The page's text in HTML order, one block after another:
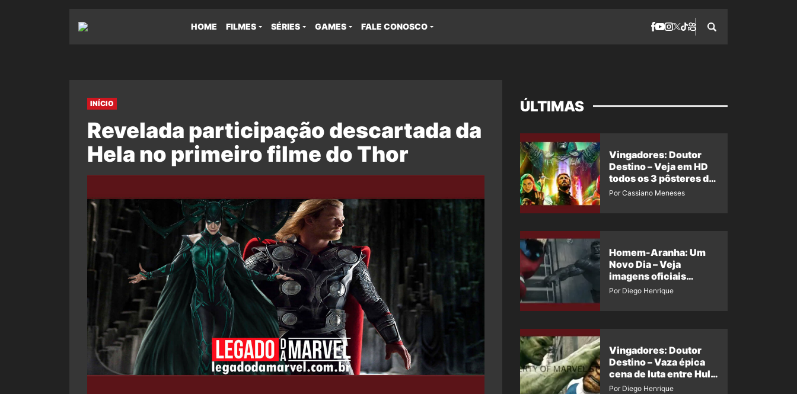
HOME FILMES SÉRIES GAMES FALE CONOSCO
INÍCIO
Revelada participação descartada da
Hela no primeiro filme do Thor
ÚLTIMAS
Vingadores: Doutor
Destino – Veja em HD
todos os 3 pôsteres de
‘Doomsday’ + 1 imagem
Por Cassiano Meneses
Homem-Aranha: Um
Novo Dia – Veja
imagens oficiais
descartadas do Hulk
Por Diego Henrique
Vingadores: Doutor
Destino – Vaza épica
cena de luta entre Hulk
e o Coisa
Por Diego Henrique